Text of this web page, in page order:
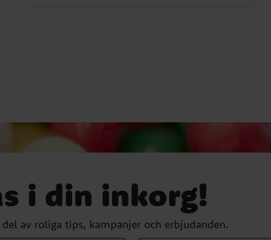
i din inkorg!
av roliga tips, kampanjer och erbjudanden.